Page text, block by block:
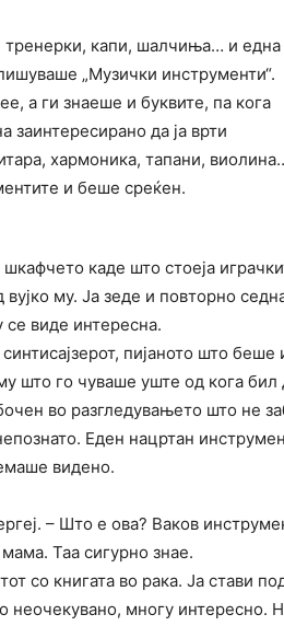
капи, шалчиња… и една
„Музички инструменти“.
а ги знаеше и буквите, па кога
заинтересирано да ја врти
хармоника, тапани,
и беше среќен.
каде што стоеја
му. Ја зеде и повторно
се виде интересна.
пијаното што
што го чуваше уште од кога бил
во разгледувањето што не
Еден нацртан
видено.
– Што е ова? Ваков
Таа сигурно знае.
со книгата во рака. Ја стави
неочекувано, многу интересно.